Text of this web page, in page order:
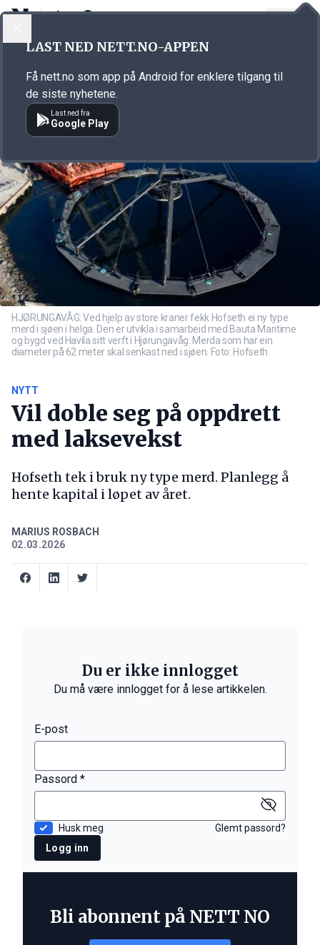
Annonsørinnhold
HJØRUNGAVÅG: Ved hjelp av store kraner fekk Hofseth ei ny type
merd i sjøen i helga. Den er utvikla i samarbeid med Bauta Maritime
og bygd ved Havila sitt verft i Hjørungavåg. Merda som har ein
diameter på 62 meter skal senkast ned i sjøen. Foto: Hofseth
NYTT
Vil doble seg på oppdrett
med laksevekst
Hofseth tek i bruk ny type merd. Planlegg å
hente kapital i løpet av året.
MARIUS ROSBACH
02.03.2026
Du er ikke innlogget
Du må være innlogget for å lese artikkelen.
E-post
Passord *
Husk meg
Glemt passord?
Logg inn
Bli abonnent på NETT NO
LAST NED NETT.NO-APPEN
Få nett.no som app på Android for enklere tilgang til
de siste nyhetene.
Last ned fra
Google Play